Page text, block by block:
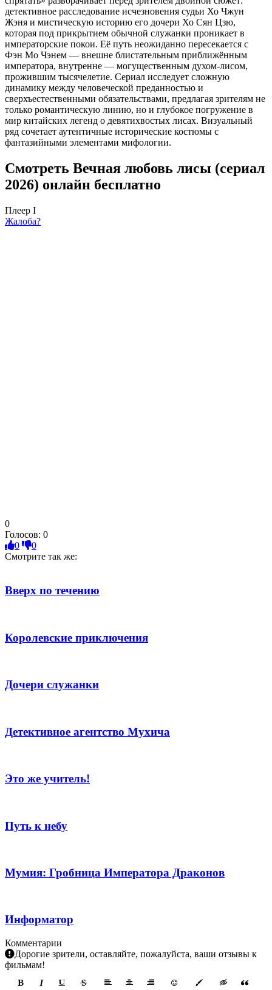
детективное расследование исчезновения судьи Хо Чжун
Жэня и мистическую историю его дочери Хо Сян Цзю,
которая под прикрытием обычной служанки проникает в
императорские покои. Её путь неожиданно пересекается с
Фэн Мо Чэнем — внешне блистательным приближённым
императора, внутренне — могущественным духом-лисом,
прожившим тысячелетие. Сериал исследует сложную
динамику между человеческой преданностью и
сверхъестественными обязательствами, предлагая зрителям не
только романтическую линию, но и глубокое погружение в
мир китайских легенд о девятихвостых лисах. Визуальный
ряд сочетает аутентичные исторические костюмы с
фантазийными элементами мифологии.
Смотреть Вечная любовь лисы (сериал
2026) онлайн бесплатно
Плеер I
Жалоба?
0
Голосов: 0
0
0
Смотрите так же:
Вверх по течению
Королевские приключения
Дочери служанки
Детективное агентство Мухича
Это же учитель!
Путь к небу
Мумия: Гробница Императора Драконов
Информатор
Комментарии
Дорогие зрители, оставляйте, пожалуйста, ваши отзывы к
фильмам!